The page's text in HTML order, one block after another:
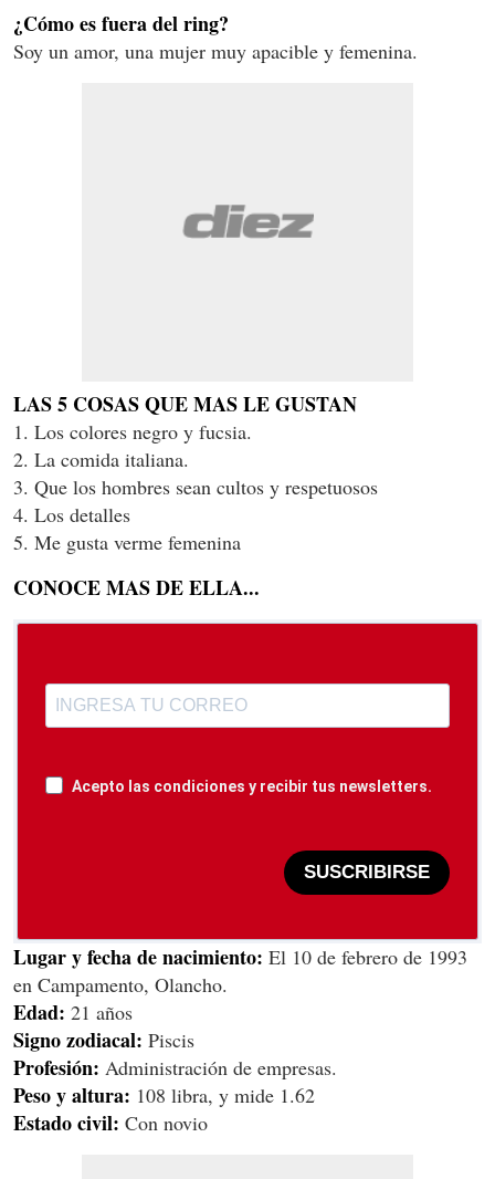
¿Cómo es fuera del ring?
Soy un amor, una mujer muy apacible y femenina.
LAS 5 COSAS QUE MAS LE GUSTAN
1. Los colores negro y fucsia.
2. La comida italiana.
3. Que los hombres sean cultos y respetuosos
4. Los detalles
5. Me gusta verme femenina
CONOCE MAS DE ELLA...
Acepto las condiciones y recibir tus newsletters.
SUSCRIBIRSE
Lugar y fecha de nacimiento: El 10 de febrero de 1993
en Campamento, Olancho.
Edad: 21 años
Signo zodiacal: Piscis
Profesión: Administración de empresas.
Peso y altura: 108 libra, y mide 1.62
Estado civil: Con novio